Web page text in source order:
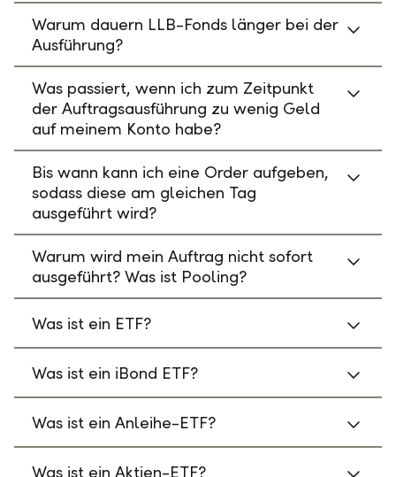
Warum dauern LLB-Fonds länger bei der
Ausführung?
Was passiert, wenn ich zum Zeitpunkt
der Auftragsausführung zu wenig Geld
auf meinem Konto habe?
Bis wann kann ich eine Order aufgeben,
sodass diese am gleichen Tag
ausgeführt wird?
Warum wird mein Auftrag nicht sofort
ausgeführt? Was ist Pooling?
Was ist ein ETF?
Was ist ein iBond ETF?
Was ist ein Anleihe-ETF?
Was ist ein Aktien-ETF?